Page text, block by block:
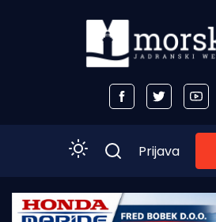
Početna
Prijava